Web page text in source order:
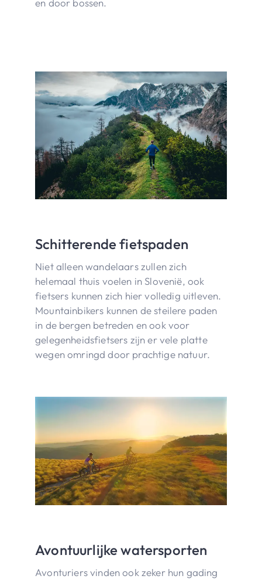
Schitterende fietspaden
Niet alleen wandelaars zullen zich
helemaal thuis voelen in Slovenië, ook
fietsers kunnen zich hier volledig uitleven.
Mountainbikers kunnen de steilere paden
in de bergen betreden en ook voor
gelegenheidsfietsers zijn er vele platte
wegen omringd door prachtige natuur.
Avontuurlijke watersporten
Avonturiers vinden ook zeker hun gading